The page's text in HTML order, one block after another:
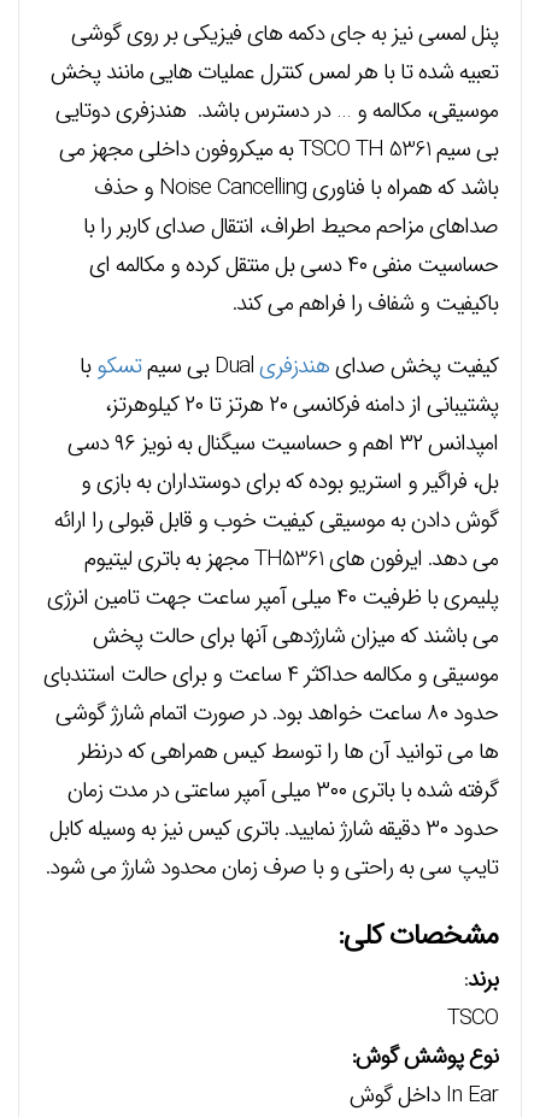
پنل لمسی نیز به جای دکمه های فیزیکی بر روی گوشی
تعبیه شده تا با هر لمس کنترل عملیات هایی مانند پخش
موسیقی، مکالمه و … در دسترس باشد. هندزفری دوتایی
بی سیم TSCO TH 5361 به میکروفون داخلی مجهز می
باشد که همراه با فناوری Noise Cancelling و حذف
صداهای مزاحم محیط اطراف، انتقال صدای کاربر را با
حساسیت منفی ۴۰ دسی بل منتقل کرده و مکالمه ای
باکیفیت و شفاف را فراهم می کند.
کیفیت پخش صدایهندزفری تسکوبا
پشتیبانی از دامنه فرکانسی ۲۰ هرتز تا ۲۰ کیلوهرتز،
امپدانس ۳۲ اهم و حساسیت سیگنال به نویز ۹۶ دسی
بل، فراگیر و استریو بوده که برای دوستداران به بازی و
گوش دادن به موسیقی کیفیت خوب و قابل قبولی را ارائه
می دهد. ایرفون های TH5361 مجهز به باتری لیتیوم
پلیمری با ظرفیت ۴۰ میلی آمپر ساعت جهت تامین انرژی
می باشند که میزان شارژدهی آنها برای حالت پخش
موسیقی و مکالمه حداکثر ۴ ساعت و برای حالت استندبای
حدود ۸۰ ساعت خواهد بود. در صورت اتمام شارژ گوشی
ها می توانید آن ها را توسط کیس همراهی که درنظر
گرفته شده با باتری ۳۰۰ میلی آمپر ساعتی در مدت زمان
حدود ۳۰ دقیقه شارژ نمایید. باتری کیس نیز به وسیله کابل
تایپ سی به راحتی و با صرف زمان محدود شارژ می شود.
مشخصات کلی:
برند:
TSCO
نوع پوشش گوش:
In Ear داخل گوش